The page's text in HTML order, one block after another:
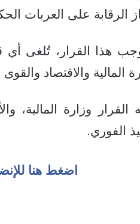
الرقابة على العربات
هذا القرار، تُلغى أي
المالية والاقتصاد والقوى
القرار وزارة المالية،
الفوري.
اضغط هنا